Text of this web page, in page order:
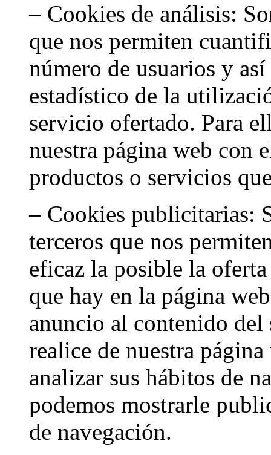
– Cookies de análisis:
que nos permiten
número de usuarios y
estadístico de la
servicio ofertado. Para
nuestra página web con
productos o servicios
– Cookies publicitarias:
terceros que nos
eficaz la posible la
que hay en la página
anuncio al contenido
realice de nuestra
analizar sus hábitos de
podemos mostrarle
de navegación.